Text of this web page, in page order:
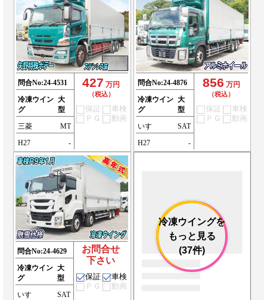
問合No:24-4531
冷凍ウイン
グ
大
型
三菱
MT
H27
-
427 万円
（税込）
保証
車検
ＰＧ
動画
問合No:24-4876
冷凍ウイン
グ
大
型
いすゞ
SAT
H27
-
856 万円
（税込）
保証
車検
ＰＧ
動画
問合No:24-4629
冷凍ウイン
グ
大
型
いすゞ
SAT
お問合せ
下さい
保証
車検
ＰＧ
動画
冷凍ウイングを
もっと見る
(37件)